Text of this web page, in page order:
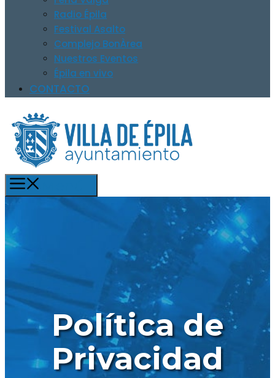
Radio Épila
Festival Asalto
Complejo BonÀrea
Nuestros Eventos
Épila en vivo
CONTACTO
Política de
Privacidad